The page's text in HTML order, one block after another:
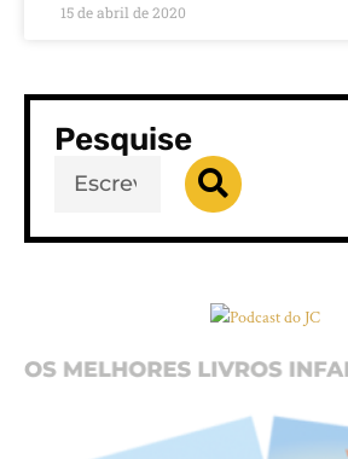
15 de abril de 2020
Pesquise